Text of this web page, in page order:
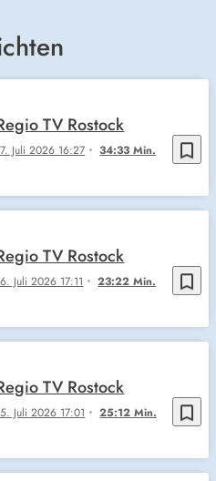
bookmark_border
Juli 2026 16:27 34:33 Min.
TV Rostock
bookmark_border
Juli 2026 17:11 23:22 Min.
TV Rostock
bookmark_border
Juli 2026 17:01 25:12 Min.
TV Rostock